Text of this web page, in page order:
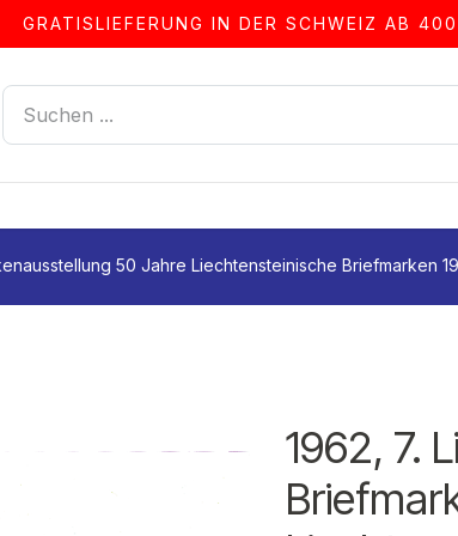
GRATISLIEFERUNG IN DER SCHWEIZ AB
50 Jahre Liechtensteinische Briefmarken
1962, 7.